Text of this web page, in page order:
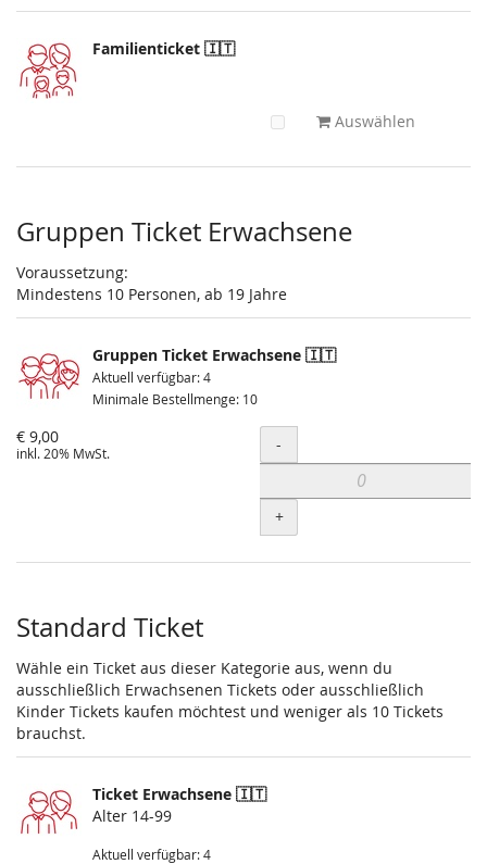
Familienticket 🇮🇹
Auswählen
Gruppen Ticket Erwachsene
Voraussetzung:
Mindestens 10 Personen, ab 19 Jahre
Gruppen Ticket Erwachsene 🇮🇹
Aktuell verfügbar: 4
Minimale Bestellmenge: 10
€ 9,00
inkl. 20% MwSt. Menge
-
+
Standard Ticket
Wähle ein Ticket aus dieser Kategorie aus, wenn du
ausschließlich Erwachsenen Tickets oder ausschließlich
Kinder Tickets kaufen möchtest und weniger als 10 Tickets
brauchst.
Ticket Erwachsene 🇮🇹
Alter 14-99
Aktuell verfügbar: 4